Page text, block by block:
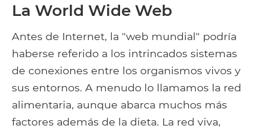
La World Wide Web
Antes de Internet, la "web mundial" podría
haberse referido a los intrincados sistemas
de conexiones entre los organismos vivos y
sus entornos. A menudo lo llamamos la red
alimentaria, aunque abarca muchos más
factores además de la dieta. La red viva,